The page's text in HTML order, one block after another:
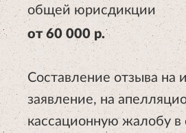
общей юрисдикции
от 60 000 р.
Составление отзыва на
заявление, на
кассационную жалобу